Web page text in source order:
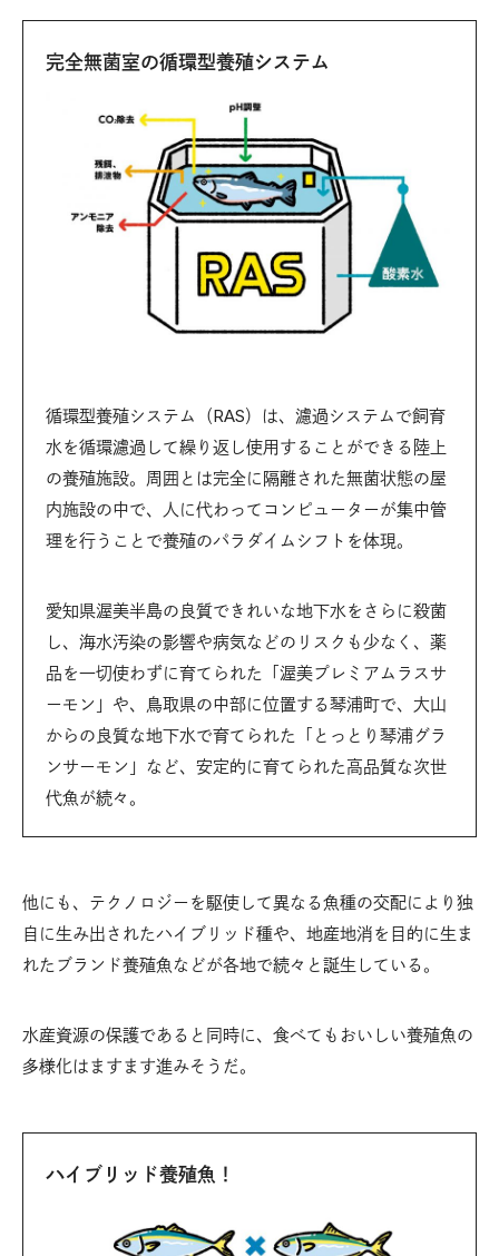
完全無菌室の循環型養殖システム
循環型養殖システム（RAS）は、濾過システムで飼育
水を循環濾過して繰り返し使用することができる陸上
の養殖施設。周囲とは完全に隔離された無菌状態の屋
内施設の中で、人に代わってコンピューターが集中管
理を行うことで養殖のパラダイムシフトを体現。
愛知県渥美半島の良質できれいな地下水をさらに殺菌
し、海水汚染の影響や病気などのリスクも少なく、薬
品を一切使わずに育てられた「渥美プレミアムラスサ
ーモン」や、鳥取県の中部に位置する琴浦町で、大山
からの良質な地下水で育てられた「とっとり琴浦グラ
ンサーモン」など、安定的に育てられた高品質な次世
代魚が続々。
他にも、テクノロジーを駆使して異なる魚種の交配により独
自に生み出されたハイブリッド種や、地産地消を目的に生ま
れたブランド養殖魚などが各地で続々と誕生している。
水産資源の保護であると同時に、食べてもおいしい養殖魚の
多様化はますます進みそうだ。
ハイブリッド養殖魚！